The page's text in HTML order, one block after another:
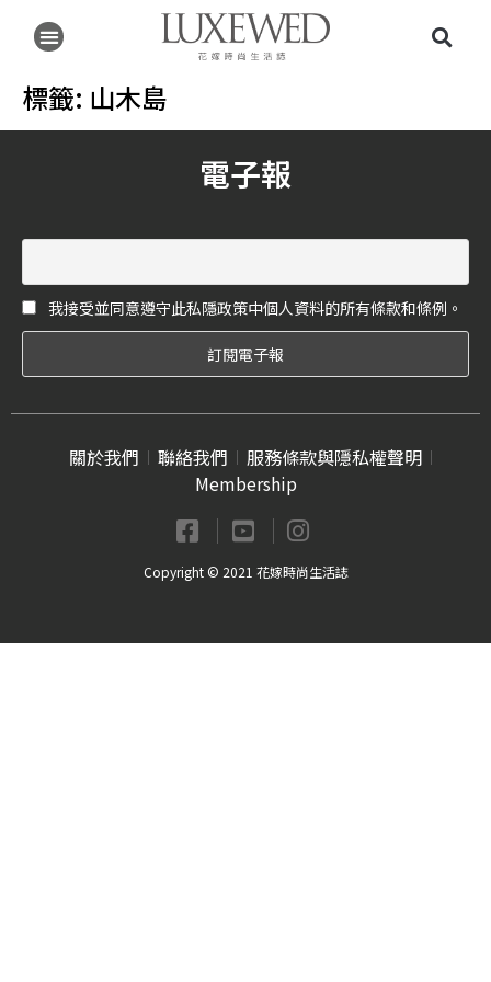
標籤: 山木島
電子報
我接受並同意遵守此私隱政策中個人資料的所有條款和條例。
關於我們 聯絡我們
服務條款與隱私權聲明
Membership
Copyright © 2021 花嫁時尚生活誌